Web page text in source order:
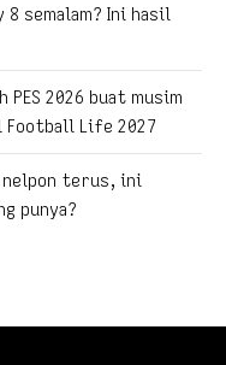
8 semalam? Ini hasil
2026 buat musim
Football Life 2027
nelpon terus, ini
punya?